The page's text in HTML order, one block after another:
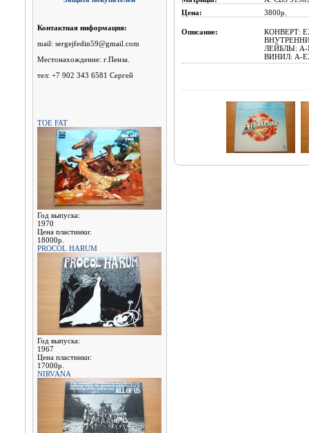
Контактная информация:
mail: sergejfedin59@gmail.com
Местонахождение: г.Пенза.
тел: +7 902 343 6581 Сергей
TOE FAT
Год выпуска:
1970
Цена пластинки:
18000р.
PROCOL HARUM
Год выпуска:
1967
Цена пластинки:
17000р.
NIRVANA
Цена:
3800р.
Описание:
КОНВЕРТ:
ЛЕЙБЛЫ: A-
ВИНИЛ: A-